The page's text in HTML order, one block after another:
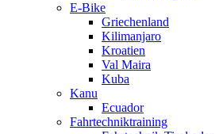
E-Bike
Griechenland
Kilimanjaro
Kroatien
Val Maira
Kuba
Kanu
Ecuador
Fahrtechniktraining